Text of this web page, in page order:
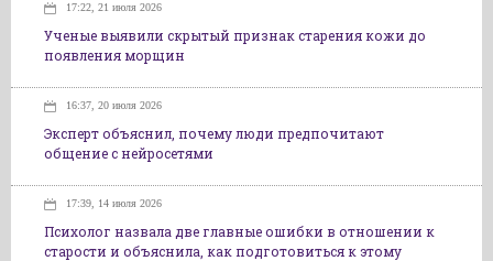
17:22, 21 июля 2026
Ученые выявили скрытый признак старения кожи до
появления морщин
16:37, 20 июля 2026
Эксперт объяснил, почему люди предпочитают
общение с нейросетями
17:39, 14 июля 2026
Психолог назвала две главные ошибки в отношении к
старости и объяснила, как подготовиться к этому